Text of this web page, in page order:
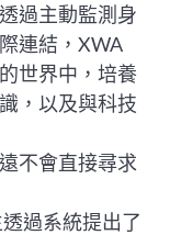
過主動監測身
連結，XWA
世界中，培養
，以及與科技
不會直接尋求
過系統提出了